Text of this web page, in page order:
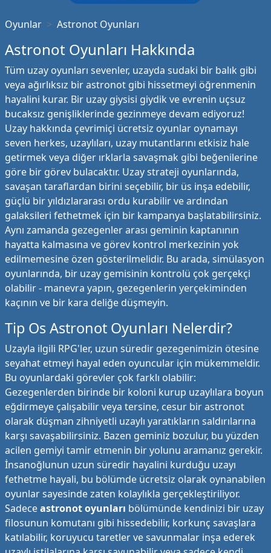
Oyunlar Astronot Oyunları
Astronot Oyunları Hakkında
Tüm uzay oyunları sevenler, uzayda sudaki bir balık gibi
veya ağırlıksız bir astronot gibi hissetmeyi öğrenmenin
hayalini kurar. Bir uzay giysisi giydik ve evrenin uçsuz
bucaksız genişliklerinde gezinmeye devam ediyoruz!
Uzay hakkında çevrimiçi ücretsiz oyunlar oynamayı
seven herkes, uzaylıları, uzay mutantlarını etkisiz hale
getirmek veya diğer ırklarla savaşmak gibi beğenilerine
göre bir görev bulacaktır. Uzay strateji oyunlarında,
savaşan taraflardan birini seçebilir, bir üs inşa edebilir,
güçlü bir yıldızlararası ordu kurabilir ve ardından
galaksileri fethetmek için bir kampanya başlatabilirsiniz.
Aynı zamanda gezegenler arası geminin kaptanının
hayatta kalmasına ve görev kontrol merkezinin yok
edilmemesine özen gösterilmelidir. Bu arada, simülasyon
oyunlarında, bir uzay gemisinin kontrolü çok gerçekçi
olabilir - manevra yapın, gezegenlerin yerçekiminden
kaçının ve bir kara deliğe düşmeyin.
Tip Os Astronot Oyunları Nelerdir?
Uzayla ilgili RPG'ler, uzun süredir gezegenimizin ötesine
seyahat etmeyi hayal eden oyuncular için mükemmeldir.
Bu oyunlardaki görevler çok farklı olabilir:
Gezegenlerden birinde bir koloni kurup uzaylılara boyun
eğdirmeye çalışabilir veya tersine, cesur bir astronot
olarak düşman zihniyetli uzaylı yaratıkların saldırılarına
karşı savaşabilirsiniz. Bazen geminiz bozulur, bu yüzden
acilen gemiyi tamir etmenin bir yolunu aramanız gerekir.
İnsanoğlunun uzun süredir hayalini kurduğu uzayı
fethetme hayali, bu bölümde ücretsiz olarak oynanabilen
oyunlar sayesinde zaten kolaylıkla gerçekleştiriliyor.
Sadeceastronot oyunları bölümünde kendinizi bir uzay
filosunun komutanı gibi hissedebilir, korkunç savaşlara
katılabilir, koruyucu taretler ve savunmalar inşa ederek